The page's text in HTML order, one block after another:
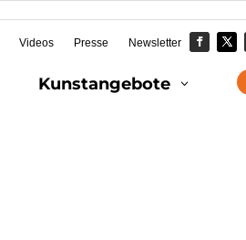
Videos Presse Newsletter
Kunstangebote 3